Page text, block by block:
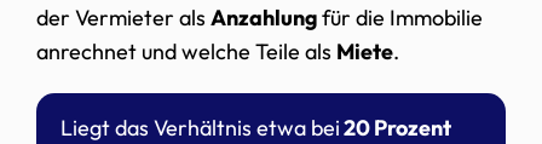
der Vermieter als Anzahlungfür die Immobilie
anrechnet und welche Teile als Miete.
Liegt das Verhältnis etwa bei20 Prozent